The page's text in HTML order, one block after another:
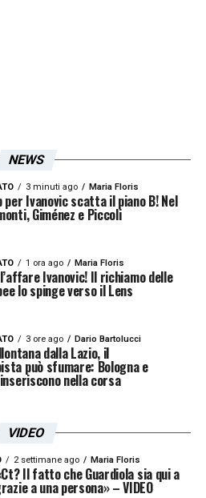
NEWS
3 minuti ago Maria Floris
per Ivanovic scatta il piano B! Nel
Giménez e Piccoli
1 ora ago Maria Floris
Ivanovic! Il richiamo delle
lo spinge verso il Lens
3 ore ago Dario Bartolucci
dalla Lazio, il
può sfumare: Bologna e
nella corsa
VIDEO
2 settimane ago Maria Floris
Il fatto che Guardiola sia qui a
a una persona» – VIDEO